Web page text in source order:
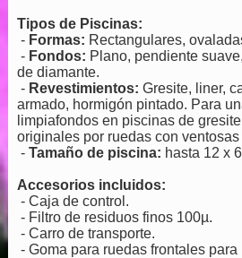
Tipos de Piscinas:
- Formas: Rectangulares,
- Fondos: Plano, pendiente
de diamante.
- Revestimientos: Gresite, liner,
armado, hormigón pintado. Para
limpiafondos en piscinas de
originales por ruedas con
- Tamaño de piscina: hasta 12 x
Accesorios incluidos:
- Caja de control.
- Filtro de residuos finos 100µ.
- Carro de transporte.
- Goma para ruedas frontales